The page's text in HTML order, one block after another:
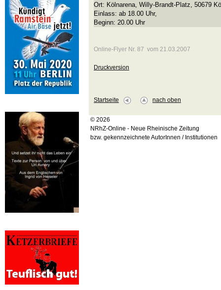
Ort: Kölnarena, Willy-Brandt-Platz, 50679
Einlass: ab 18.00 Uhr,
Beginn: 20.00 Uhr
Online-Flyer Nr. 87 vom 21.03.2007
Druckversion
Startseite nach oben
© 2026
NRhZ-Online - Neue Rheinische Zeitung
bzw. gekennzeichnete AutorInnen / Institutionen